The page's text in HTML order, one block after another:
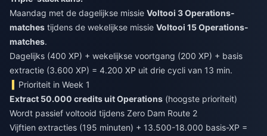
Maandag met de dagelijkse missie Voltooi 3 Operations-
matches tijdens de wekelijkse missie Voltooi 15 Operations-
matches.
Dagelijks (400 XP) + wekelijkse voortgang (200 XP) + basis
extractie (3.600 XP) = 4.200 XP uit drie cycli van 13 min.
Prioriteit in Week 1
Extract 50.000 credits uit Operations (hoogste prioriteit)
Wordt passief voltooid tijdens Zero Dam Route 2
Vijftien extracties (195 minuten) + 13.500-18.000 basis-XP =